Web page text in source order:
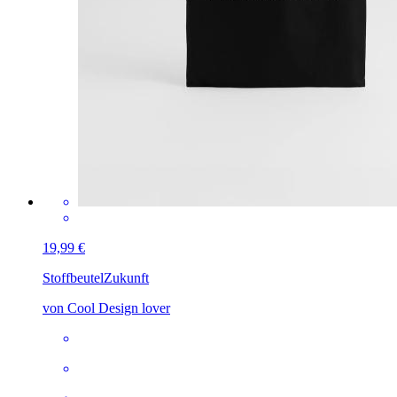
19,99 €
StoffbeutelZukunft
von Cool Design lover